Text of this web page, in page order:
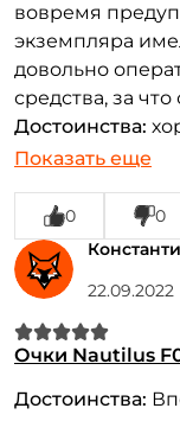
вовремя
экземпляра
довольно
средства, за
Достоинства:
нравятся
Показать еще
0
0
22.09.2022
Очки Nautilus
Достоинства: